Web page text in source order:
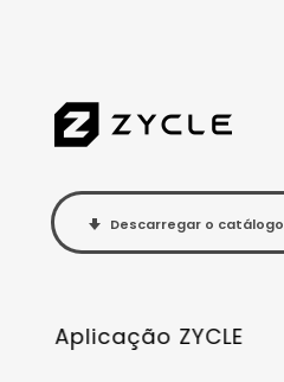
Descarregar o catálogo
Aplicação ZYCLE